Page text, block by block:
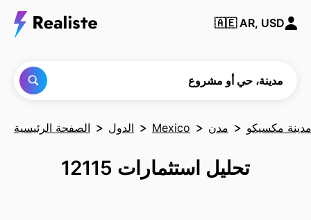
🇦🇪AR, USD
مدينة، حي أو مشروع
الصفحة الرئيسية الدول Mexico مدن مدينة مكسيكو
تحليل استثمارات 12115